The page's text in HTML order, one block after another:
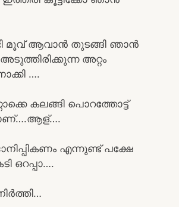
മൂവ് ആവാൻ തുടങ്ങി ഞാൻ
അറ്റം
….
കലങ്ങി പൊറത്തോട്ട്
എന്നുണ്ട് പക്ഷേ
ഒറപ്പാ….